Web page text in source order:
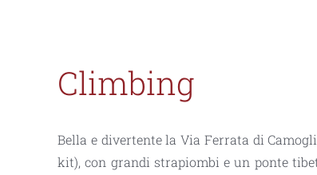
Climbing
Bella e divertente laVia Ferrata di
kit), con grandi strapiombi e un ponte